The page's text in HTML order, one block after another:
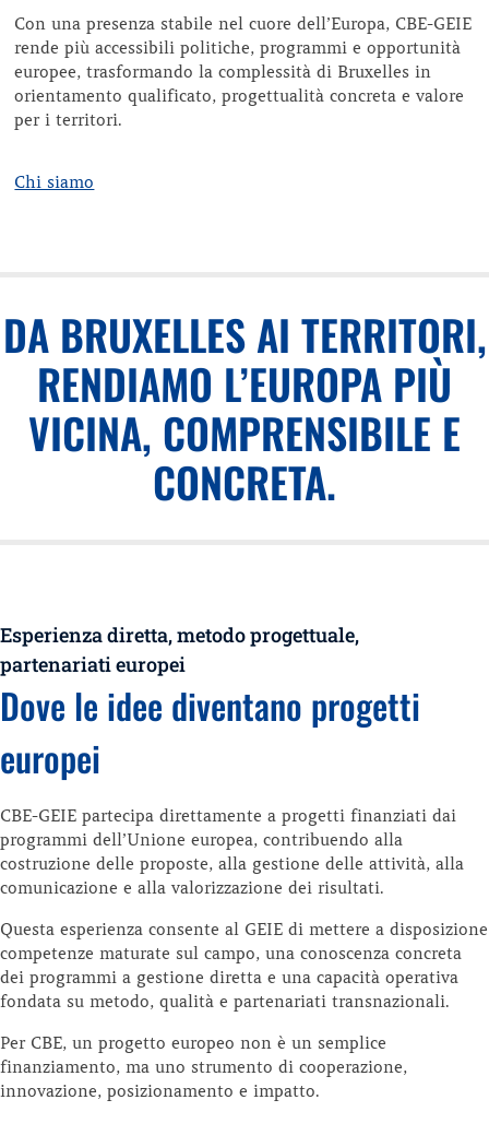
Con una presenza stabile nel cuore dell’Europa, CBE-GEIE
rende più accessibili politiche, programmi e opportunità
europee, trasformando la complessità di Bruxelles in
orientamento qualificato, progettualità concreta e valore
per i territori.
Chi siamo
DA BRUXELLES AI TERRITORI,
RENDIAMO L’EUROPA PIÙ
VICINA, COMPRENSIBILE E
CONCRETA.
Esperienza diretta, metodo progettuale,
partenariati europei
Dove le idee diventano progetti
europei
CBE-GEIE partecipa direttamente a progetti finanziati dai
programmi dell’Unione europea, contribuendo alla
costruzione delle proposte, alla gestione delle attività, alla
comunicazione e alla valorizzazione dei risultati.
Questa esperienza consente al GEIE di mettere a disposizione
competenze maturate sul campo, una conoscenza concreta
dei programmi a gestione diretta e una capacità operativa
fondata su metodo, qualità e partenariati transnazionali.
Per CBE, un progetto europeo non è un semplice
finanziamento, ma uno strumento di cooperazione,
innovazione, posizionamento e impatto.